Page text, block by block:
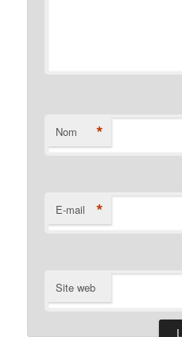
Nom *
E-mail *
Site web